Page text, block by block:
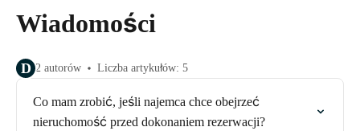
Wiadomości
D 2 autorów Liczba artykułów: 5
Co mam zrobić, jeśli najemca chce obejrzeć
nieruchomość przed dokonaniem rezerwacji?